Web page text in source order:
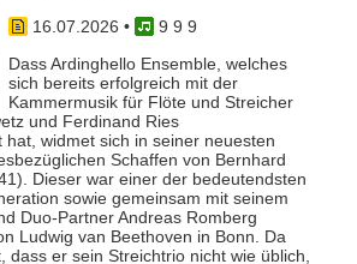
16.07.2026 •
9 9 9
Dass Ardinghello Ensemble, welches
sich bereits erfolgreich mit der
Kammermusik für Flöte und Streicher
und Ferdinand Ries
widmet sich in seiner neuesten
Schaffen von Bernhard
Dieser war einer der bedeutendsten
sowie gemeinsam mit seinem
Duo-Partner Andreas Romberg
Ludwig van Beethoven in Bonn. Da
dass er sein Streichtrio nicht wie üblich,